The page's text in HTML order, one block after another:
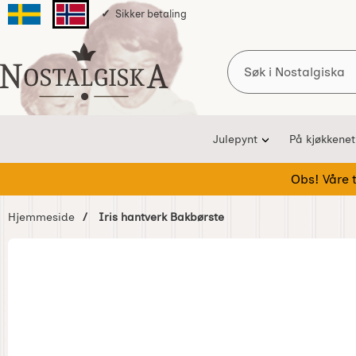
Svenska sidanNorska sidan
Sikker betaling
Startsiden for Nostalgiska
Søk
Julepynt På kjøkkenet
Obs! Våre
Hjemmeside Iris hantverk Bakbørste